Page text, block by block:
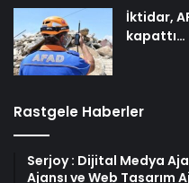
İktidar,
kapattı…
Rastgele Haberler
Serjoy : Dijital Medya
Ajansı ve Web Tasarım